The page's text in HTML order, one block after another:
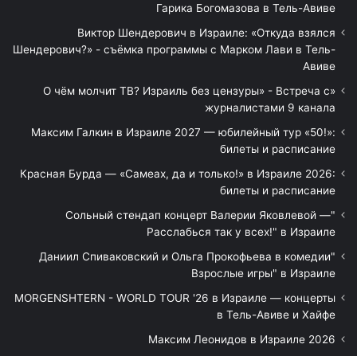
Гарика Богомазова в Тель-Авиве
Виктор Шендерович в Израиле: «Откуда взялся
Шендерович?» - съёмка программы с Марком Лави в Тель-
Авиве
«О чём молчит ТВ? Израиль без цензуры» - Встреча с
журналистами 9 канала
Максим Галкин в Израиле 2027 — юбилейный тур «50!»:
билеты и расписание
Красная Бурда — «Самеах, да и только!» в Израиле 2026:
билеты и расписание
"Сольный стендап концерт Валерии Яковлевой —
Расслабься так у всех!" в Израиле
"Даниил Спиваковский и Ольга Прокофьева в комедии
Взрослые игры" в Израиле
MORGENSHTERN - WORLD TOUR '26 в Израиле — концерты
в Тель-Авиве и Хайфе
Максим Леонидов в Израиле 2026